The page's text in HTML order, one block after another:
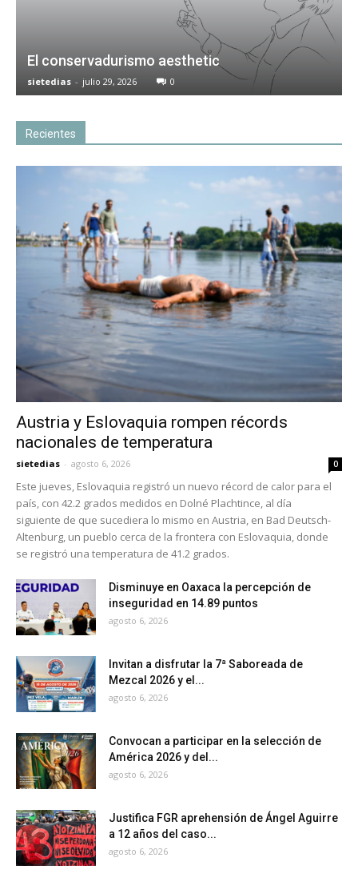
El conservadurismo aesthetic
sietedias - julio 29, 2026 0
Recientes
Austria y Eslovaquia rompen récords
nacionales de temperatura
sietedias - agosto 6, 2026 0
Este jueves, Eslovaquia registró un nuevo récord de calor para el
país, con 42.2 grados medidos en Dolné Plachtince, al día
siguiente de que sucediera lo mismo en Austria, en Bad Deutsch-
Altenburg, un pueblo cerca de la frontera con Eslovaquia, donde
se registró una temperatura de 41.2 grados.
Disminuye en Oaxaca la percepción de
inseguridad en 14.89 puntos
agosto 6, 2026
Invitan a disfrutar la 7ª Saboreada de
Mezcal 2026 y el...
agosto 6, 2026
Convocan a participar en la selección de
América 2026 y del...
agosto 6, 2026
Justifica FGR aprehensión de Ángel Aguirre
a 12 años del caso...
agosto 6, 2026